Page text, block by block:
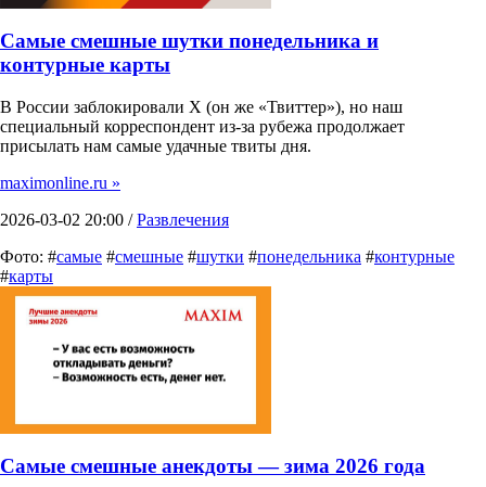
Самые смешные шутки понедельника и
контурные карты
В России заблокировали X (он же «Твиттер»), но наш
специальный корреспондент из-за рубежа продолжает
присылать нам самые удачные твиты дня.
maximonline.ru »
2026-03-02 20:00 /Развлечения
Фото: #самые #смешные #шутки #понедельника #контурные
#карты
Самые смешные анекдоты — зима 2026 года